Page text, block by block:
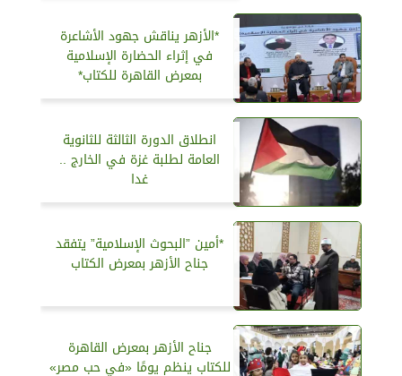
*الأزهر يناقش جهود الأشاعرة
في إثراء الحضارة الإسلامية
بمعرض القاهرة للكتاب*
انطلاق الدورة الثالثة للثانوية
العامة لطلبة غزة في الخارج ..
غدا
*أمين ”البحوث الإسلامية” يتفقد
جناح الأزهر بمعرض الكتاب
جناح الأزهر بمعرض القاهرة
للكتاب ينظم يومًا «في حب مصر»